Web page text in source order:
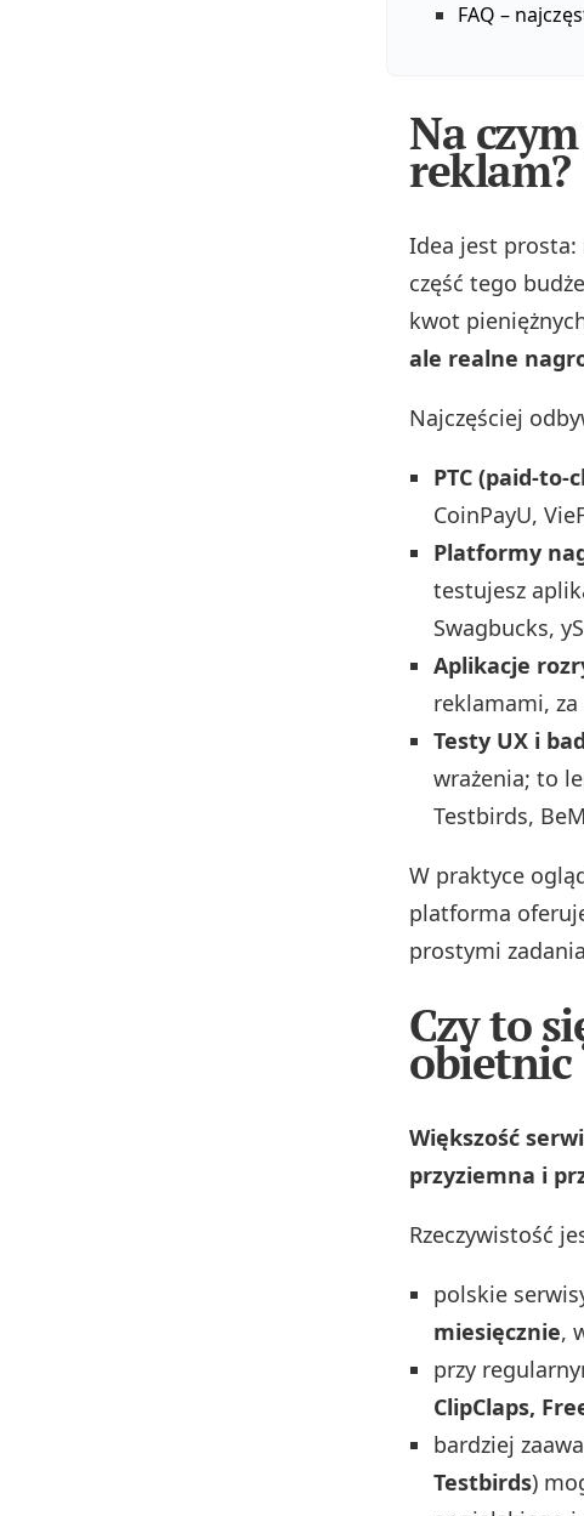
FAQ –
Na
reklam?
Idea jest prosta:
część tego
kwot
ale realne
Najczęściej
PTC (paid-to-
CoinPayU,
Platformy
testujesz
Swagbucks,
Aplikacje
reklamami,
Testy UX i
wrażenia; to
Testbirds,
W praktyce
platforma
prostymi
Czy to
obietnic
Większość
przyziemna i
Rzeczywistość
polskie
miesięcznie,
przy
ClipClaps,
bardziej
Testbirds)